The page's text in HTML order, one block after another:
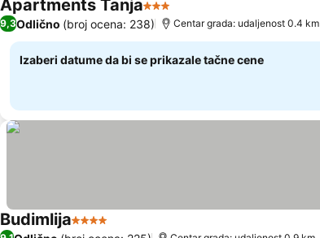
Apartments Tanja3 Zvezdice
9,3Odlično (broj ocena: 238) Centar grada: udaljenost 0.4 km
Izaberi datume da bi se prikazale tačne cene
Budimlija4 Zvezdice